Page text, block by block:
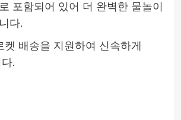
포함되어 있어 더 완벽한 물놀이
다.
켓 배송을 지원하여 신속하게
.